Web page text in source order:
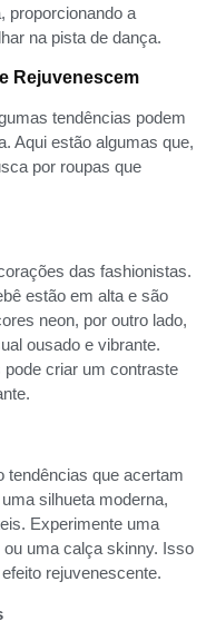
proporcionando a
na pista de dança.
Rejuvenescem
tendências podem
Aqui estão algumas que,
por roupas que
das fashionistas.
estão em alta e são
neon, por outro lado,
ousado e vibrante.
criar um contraste
que acertam
silhueta moderna,
Experimente uma
uma calça skinny. Isso
rejuvenescente.